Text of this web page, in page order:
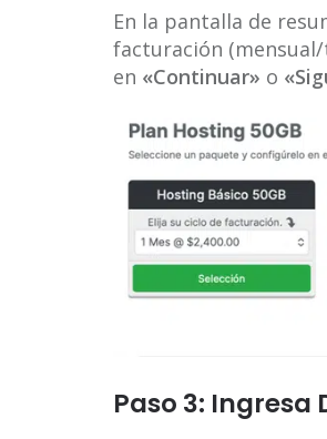
En la pantalla de
facturación
en «Continuar» o
Paso 3: